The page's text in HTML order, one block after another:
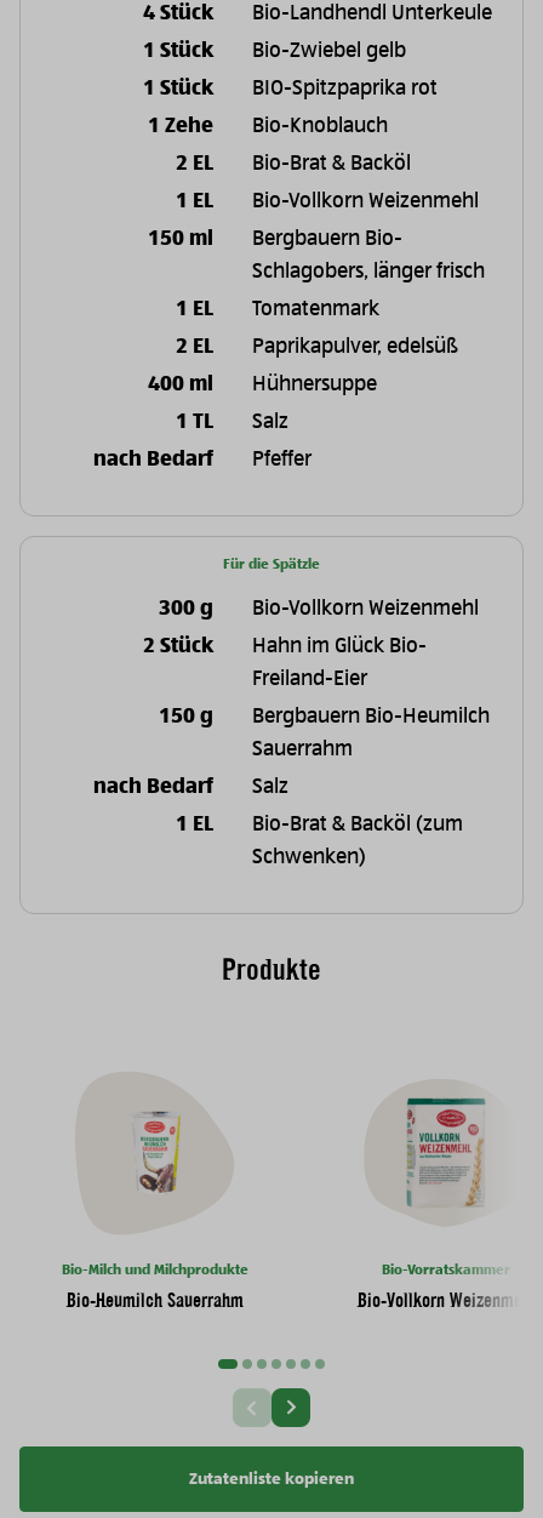
4 Stück
Bio-Landhendl Unterkeule
1 Stück
Bio-Zwiebel gelb
1 Stück
BIO-Spitzpaprika rot
1 Zehe
Bio-Knoblauch
2 EL
Bio-Brat & Backöl
1 EL
Bio-Vollkorn Weizenmehl
150 ml
Bergbauern Bio-
Schlagobers, länger frisch
1 EL
Tomatenmark
2 EL
Paprikapulver, edelsüß
400 ml
Hühnersuppe
1 TL
Salz
nach Bedarf
Pfeffer
Für die Spätzle
300 g
Bio-Vollkorn Weizenmehl
2 Stück
Hahn im Glück Bio-
Freiland-Eier
150 g
Bergbauern Bio-Heumilch
Sauerrahm
nach Bedarf
Salz
1 EL
Bio-Brat & Backöl (zum
Schwenken)
Produkte
Bio-Milch und Milchprodukte
Bio-Heumilch Sauerrahm
Bio-Vorratskammer
Bio-Vollkorn Weizenmehl
Vorherige Slide
Nächste Slide
Zutatenliste kopieren